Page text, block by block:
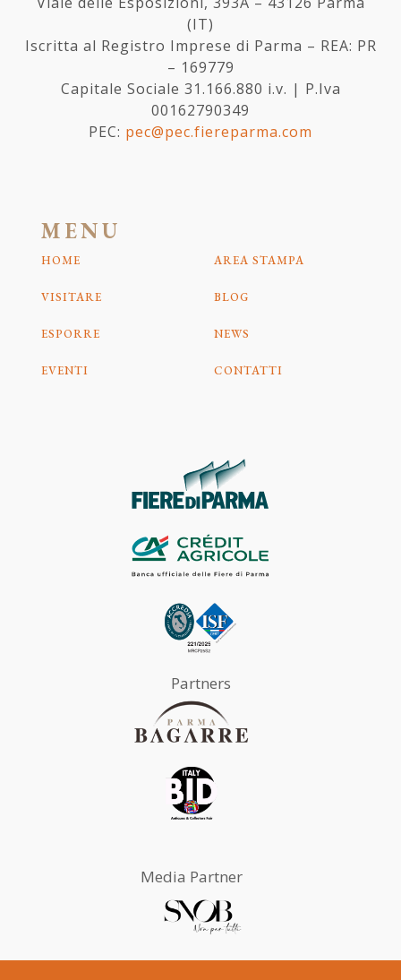
(IT)
Iscritta al Registro Imprese di Parma – REA: PR
– 169779
Capitale Sociale 31.166.880 i.v. | P.Iva
00162790349
PEC: pec@pec.fiereparma.com
MENU
HOME
VISITARE
ESPORRE
EVENTI
AREA STAMPA
BLOG
NEWS
CONTATTI
Partners
Media Partner